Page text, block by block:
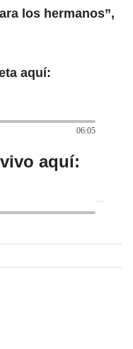
los hermanos”,
aquí:
06:05
aquí: